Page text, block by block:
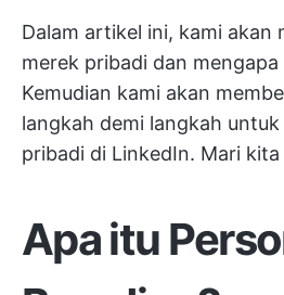
Dalam artikel ini, kami akan
merek pribadi dan
Kemudian kami akan
langkah demi langkah
pribadi di LinkedIn. Mari kita
Apa itu